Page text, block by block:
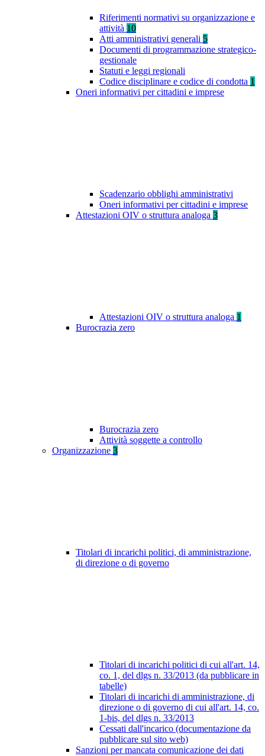
Riferimenti normativi su organizzazione e
attività 10
Atti amministrativi generali 5
Documenti di programmazione strategico-
gestionale
Statuti e leggi regionali
Codice disciplinare e codice di condotta 1
Oneri informativi per cittadini e imprese
Scadenzario obblighi amministrativi
Oneri informativi per cittadini e imprese
Attestazioni OIV o struttura analoga 3
Attestazioni OIV o struttura analoga 1
Burocrazia zero
Burocrazia zero
Attività soggette a controllo
Organizzazione 3
Titolari di incarichi politici, di amministrazione,
di direzione o di governo
Titolari di incarichi politici di cui all'art. 14,
co. 1, del dlgs n. 33/2013 (da pubblicare in
tabelle)
Titolari di incarichi di amministrazione, di
direzione o di governo di cui all'art. 14, co.
1-bis, del dlgs n. 33/2013
Cessati dall'incarico (documentazione da
pubblicare sul sito web)
Sanzioni per mancata comunicazione dei dati